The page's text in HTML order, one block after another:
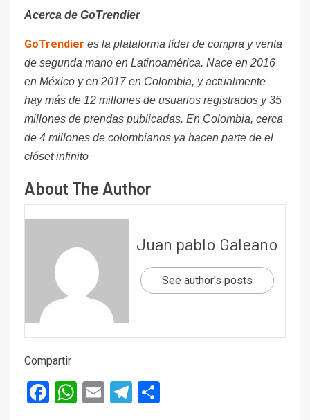
Acerca de GoTrendier
GoTrendier es la plataforma líder de compra y venta
de segunda mano en Latinoamérica. Nace en 2016
en México y en 2017 en Colombia, y actualmente
hay más de 12 millones de usuarios registrados y 35
millones de prendas publicadas. En Colombia, cerca
de 4 millones de colombianos ya hacen parte de el
clóset infinito
About The Author
Juan pablo Galeano
See author's posts
Compartir
Facebook
WhatsApp
EmailTelegram